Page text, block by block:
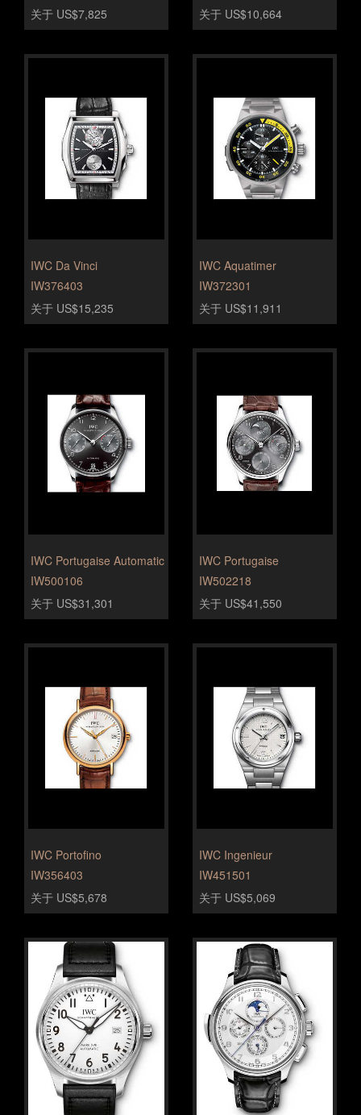
关于 US$7,825
关于 US$10,664
IWC Da Vinci
IW376403
关于 US$15,235
IWC Aquatimer
IW372301
关于 US$11,911
IWC Portugaise Automatic
IW500106
关于 US$31,301
IWC Portugaise
IW502218
关于 US$41,550
IWC Portofino
IW356403
关于 US$5,678
IWC Ingenieur
IW451501
关于 US$5,069